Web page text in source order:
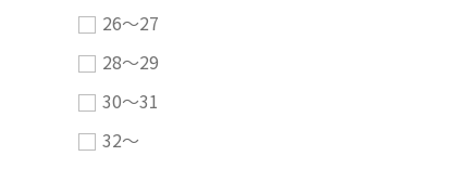
26～27
28～29
30～31
32～